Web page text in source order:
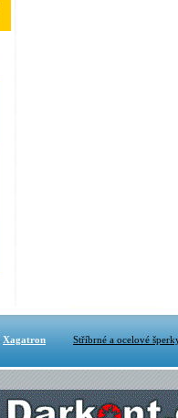
Xagatron Stříbrné a ocelové